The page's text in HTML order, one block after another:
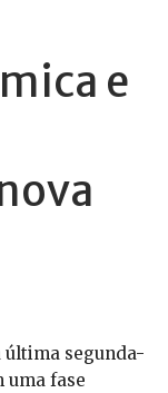
e
segunda-
uma fase